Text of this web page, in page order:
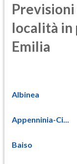
località in
Emilia
Albinea
Appenninia-Ci...
Baiso